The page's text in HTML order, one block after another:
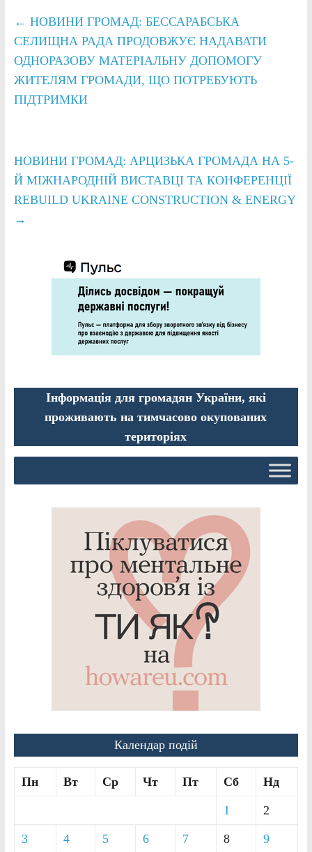
← НОВИНИ ГРОМАД: БЕССАРАБСЬКА
СЕЛИЩНА РАДА ПРОДОВЖУЄ НАДАВАТИ
ОДНОРАЗОВУ МАТЕРІАЛЬНУ ДОПОМОГУ
ЖИТЕЛЯМ ГРОМАДИ, ЩО ПОТРЕБУЮТЬ
ПІДТРИМКИ
НОВИНИ ГРОМАД: АРЦИЗЬКА ГРОМАДА НА 5-
Й МІЖНАРОДНІЙ ВИСТАВЦІ ТА КОНФЕРЕНЦІЇ
REBUILD UKRAINE CONSTRUCTION & ENERGY
→
Інформація для громадян України, які
проживають на тимчасово окупованих
територіях
Календар подій
Пн Вт Ср Чт Пт Сб Нд
1 2
3 4 5 6 7 8 9